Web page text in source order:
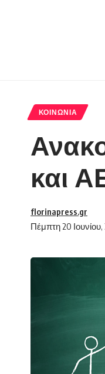
ΚΟΙΝΩΝΊΑ
και
Πέμπτη 20 Ιουνίου,
florinapress.gr